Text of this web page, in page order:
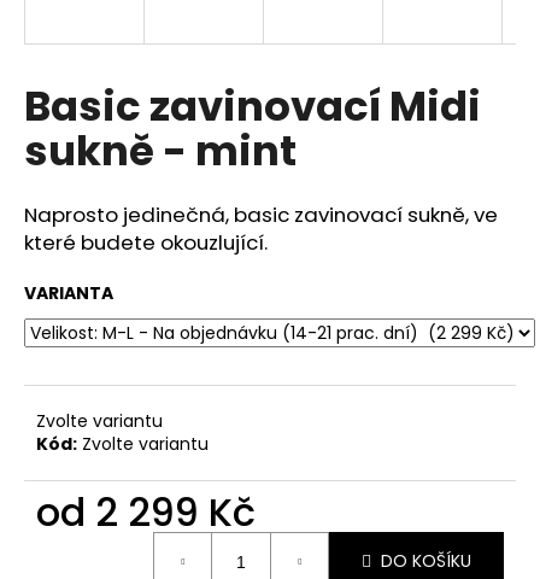
Basic zavinovací Midi
sukně - mint
Naprosto jedinečná, basic zavinovací sukně, ve
které budete okouzlující.
VARIANTA
Zvolte variantu
Kód: Zvolte variantu
od 2 299 Kč
DO KOŠÍKU
í
t
?
D
o
p
r
u